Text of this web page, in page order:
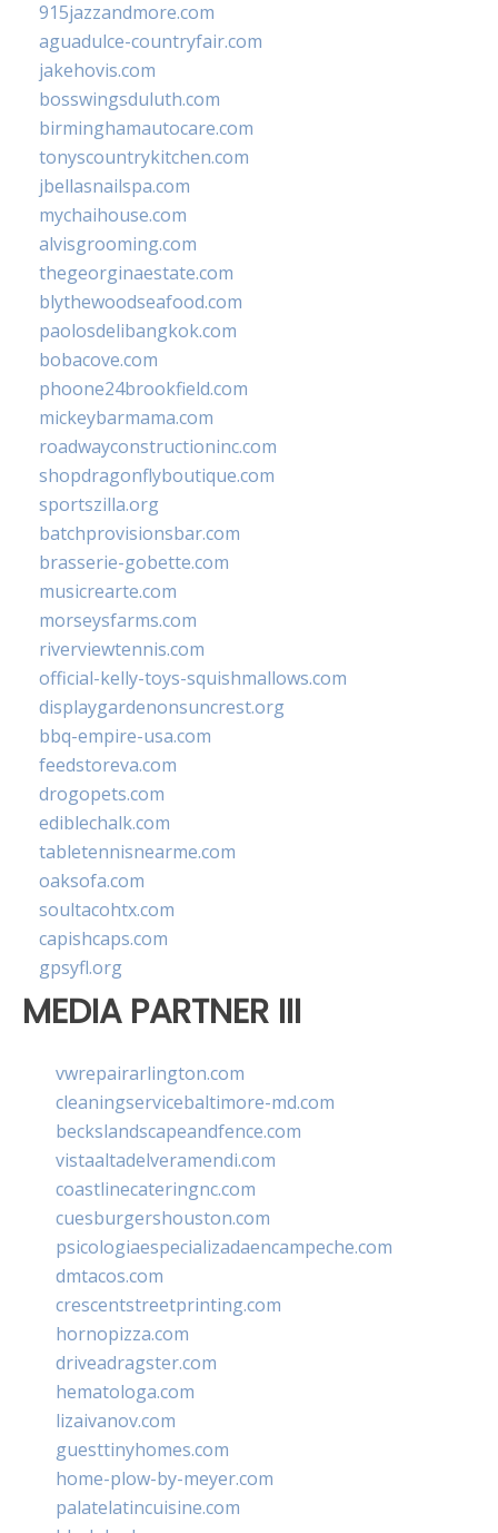
915jazzandmore.com
aguadulce-countryfair.com
jakehovis.com
bosswingsduluth.com
birminghamautocare.com
tonyscountrykitchen.com
jbellasnailspa.com
mychaihouse.com
alvisgrooming.com
thegeorginaestate.com
blythewoodseafood.com
paolosdelibangkok.com
bobacove.com
phoone24brookfield.com
mickeybarmama.com
roadwayconstructioninc.com
shopdragonflyboutique.com
sportszilla.org
batchprovisionsbar.com
brasserie-gobette.com
musicrearte.com
morseysfarms.com
riverviewtennis.com
official-kelly-toys-squishmallows.com
displaygardenonsuncrest.org
bbq-empire-usa.com
feedstoreva.com
drogopets.com
ediblechalk.com
tabletennisnearme.com
oaksofa.com
soultacohtx.com
capishcaps.com
gpsyfl.org
MEDIA PARTNER III
vwrepairarlington.com
cleaningservicebaltimore-md.com
beckslandscapeandfence.com
vistaaltadelveramendi.com
coastlinecateringnc.com
cuesburgershouston.com
psicologiaespecializadaencampeche.com
dmtacos.com
crescentstreetprinting.com
hornopizza.com
driveadragster.com
hematologa.com
lizaivanov.com
guesttinyhomes.com
home-plow-by-meyer.com
palatelatincuisine.com